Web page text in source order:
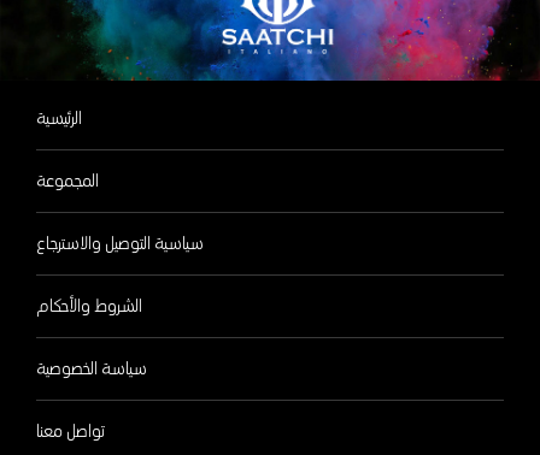
الرئيسية
المجموعة
سياسية التوصيل والاسترجاع
الشروط والأحكام
سياسة الخصوصية
تواصل معنا